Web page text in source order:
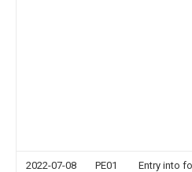
2022-07-08 PE01 Entry into